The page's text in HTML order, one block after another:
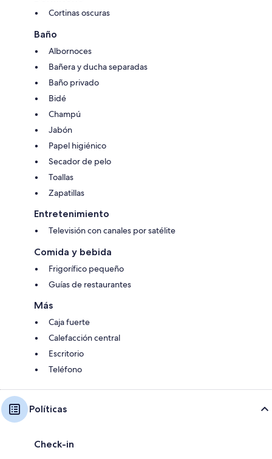
Cortinas oscuras
Baño
Albornoces
Bañera y ducha separadas
Baño privado
Bidé
Champú
Jabón
Papel higiénico
Secador de pelo
Toallas
Zapatillas
Entretenimiento
Televisión con canales por satélite
Comida y bebida
Frigorífico pequeño
Guías de restaurantes
Más
Caja fuerte
Calefacción central
Escritorio
Teléfono
Políticas
Check-in